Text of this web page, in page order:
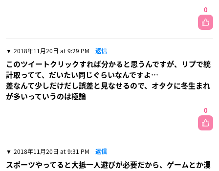
0
2018年11月20日 at 9:29 PM 返信
このツイートクリックすれば分かると思うんですが、リプで統
計取ってて、だいたい同じぐらいなんですよ…
差なんて少しだけだし誤差と見なせるので、オタクに冬生まれ
が多いっていうのは極論
0
2018年11月20日 at 9:31 PM 返信
スポーツやってると大抵一人遊びが必要だから、ゲームとか漫